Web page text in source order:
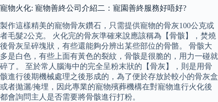
寵物火化: 寵物善終公司介紹二：寵園善終服務好唔好?
製作這樣精美的寵物骨灰鑽石，只需提供寵物的骨灰100公克或
者毛髮2公克。 火化完的骨灰準確來說應該稱為【骨骸】，焚燒
後骨灰呈碎塊狀，有些還能夠分辨出某些部位的骨骼。 骨骸大
多是白色，有些上面有黃色的裂紋，骨骸是很脆的，用力一碰就
碎了。 至於常人腦海中的完全呈粉末狀的【骨灰】，則是用骨
骸進行後期機械處理之後形成的，為了便於存放於較小的骨灰盒
或者拋灑/掩埋，因此專業的寵物殯葬機構在對寵物進行火化後
都會詢問主人是否需要將骨骸進行打粉。